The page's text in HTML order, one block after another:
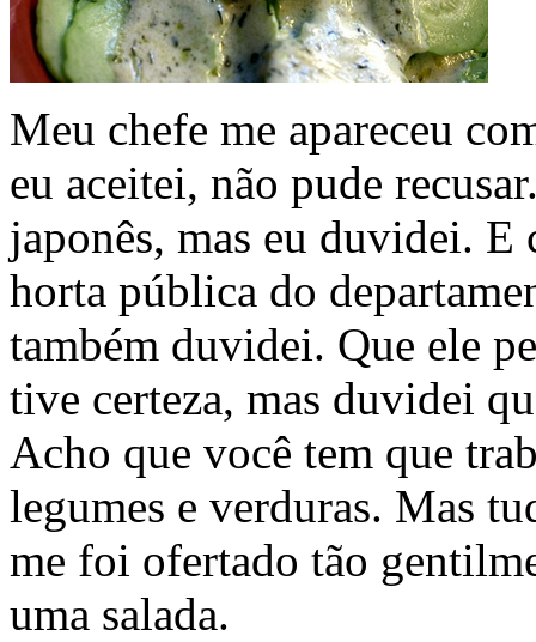
Meu chefe me apareceu
eu aceitei, não pude
japonês, mas eu duvidei. E
horta pública do
também duvidei. Que ele
tive certeza, mas duvidei
Acho que você tem que
legumes e verduras. Mas
me foi ofertado tão
uma salada.